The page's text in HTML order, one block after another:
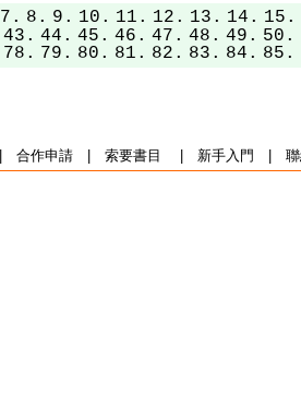
7. 8. 9. 10. 11. 12. 13. 14. 15.
43. 44. 45. 46. 47. 48. 49. 50.
78. 79. 80. 81. 82. 83. 84. 85.
合作申請| 索要書目 新手入門